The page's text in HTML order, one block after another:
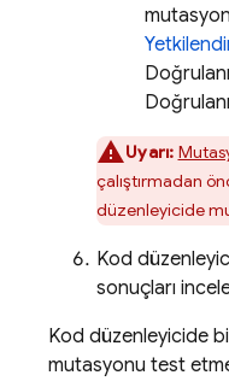
Uyarı:
çalıştırmadan
düzenleyicide
Kod
sonuçları
Kod düzenleyicide
mutasyonu test